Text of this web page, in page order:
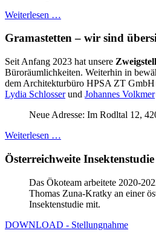
Weiterlesen …
Gramastetten – wir sind
Seit Anfang 2023 hat unsere
Büroräumlichkeiten. Weiterhin in
dem Architekturbüro HPSA ZT GmbH
Lydia Schlosserund Johannes Volkmer
Neue Adresse: Im Rodltal 12,
Weiterlesen …
Österreichweite
Das Ökoteam arbeitete 2020-
Thomas Zuna-Kratky an einer
Insektenstudie mit.
DOWNLOAD - Stellungnahme